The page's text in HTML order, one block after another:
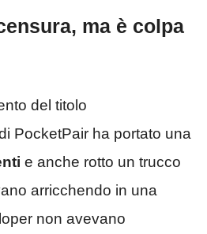
ma è colpa
del titolo
PocketPair ha portato una
e anche rotto un trucco
arricchendo in una
non avevano